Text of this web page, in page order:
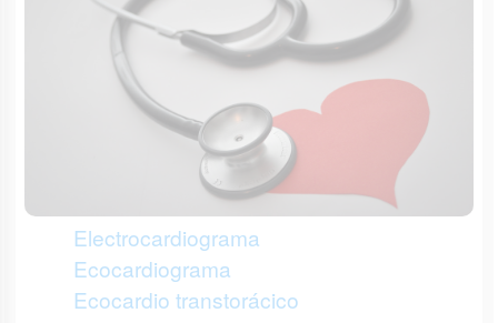
Electrocardiograma
Ecocardiograma
Ecocardio transtorácico